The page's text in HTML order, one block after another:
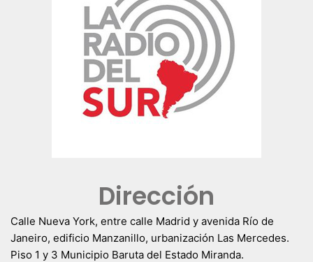
Dirección
Calle Nueva York, entre calle Madrid y avenida Río de
Janeiro, edificio Manzanillo, urbanización Las Mercedes.
Piso 1 y 3 Municipio Baruta del Estado Miranda.